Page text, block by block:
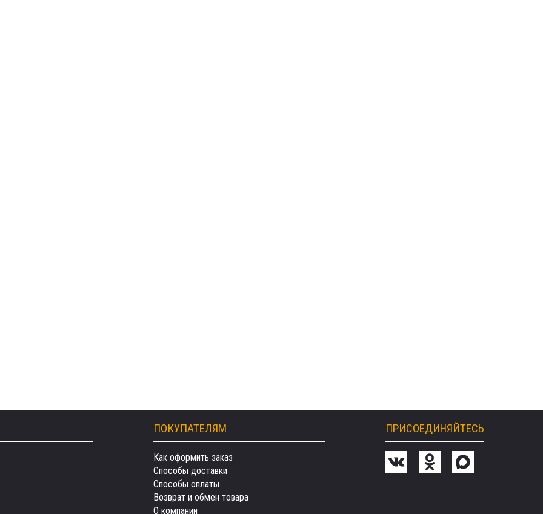
ПОКУПАТЕЛЯМ
Как оформить заказ
Способы доставки
Способы оплаты
Возврат и обмен товара
О компании
ПРИСОЕДИНЯЙТЕСЬ